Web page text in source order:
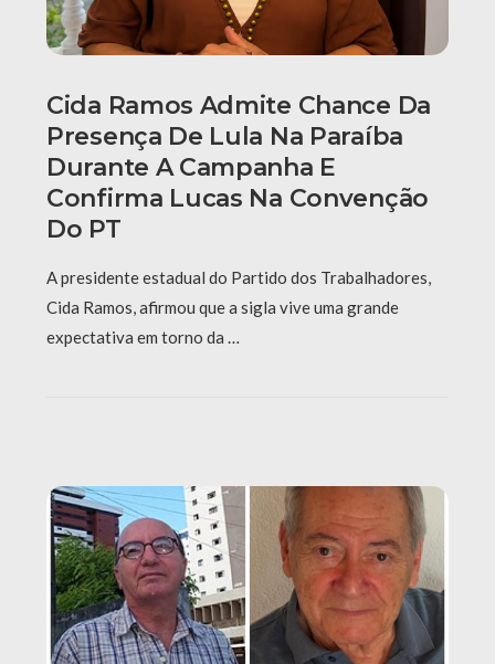
Cida Ramos Admite Chance Da
Presença De Lula Na Paraíba
Durante A Campanha E
Confirma Lucas Na Convenção
Do PT
A presidente estadual do Partido dos Trabalhadores,
Cida Ramos, afirmou que a sigla vive uma grande
expectativa em torno da …